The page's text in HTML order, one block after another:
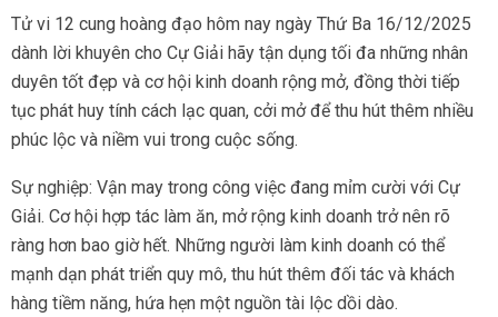
Tử vi 12 cung hoàng đạo hôm nay ngày Thứ Ba 16/12/2025
dành lời khuyên cho Cự Giải hãy tận dụng tối đa những nhân
duyên tốt đẹp và cơ hội kinh doanh rộng mở, đồng thời tiếp
tục phát huy tính cách lạc quan, cởi mở để thu hút thêm nhiều
phúc lộc và niềm vui trong cuộc sống.
Sự nghiệp: Vận may trong công việc đang mỉm cười với Cự
Giải. Cơ hội hợp tác làm ăn, mở rộng kinh doanh trở nên rõ
ràng hơn bao giờ hết. Những người làm kinh doanh có thể
mạnh dạn phát triển quy mô, thu hút thêm đối tác và khách
hàng tiềm năng, hứa hẹn một nguồn tài lộc dồi dào.